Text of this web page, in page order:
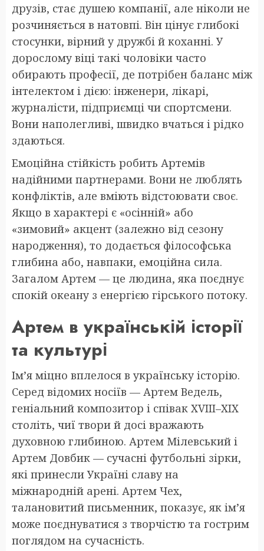
друзів, стає душею компанії, але ніколи не
розчиняється в натовпі. Він цінує глибокі
стосунки, вірний у дружбі й коханні. У
дорослому віці такі чоловіки часто
обирають професії, де потрібен баланс між
інтелектом і дією: інженери, лікарі,
журналісти, підприємці чи спортсмени.
Вони наполегливі, швидко вчаться і рідко
здаються.
Емоційна стійкість робить Артемів
надійними партнерами. Вони не люблять
конфліктів, але вміють відстоювати своє.
Якщо в характері є «осінній» або
«зимовий» акцент (залежно від сезону
народження), то додається філософська
глибина або, навпаки, емоційна сила.
Загалом Артем — це людина, яка поєднує
спокій океану з енергією гірського потоку.
Артем в українській історії
та культурі
Ім’я міцно вплелося в українську історію.
Серед відомих носіїв — Артем Ведель,
геніальний композитор і співак XVIII–XIX
століть, чиї твори й досі вражають
духовною глибиною. Артем Мілевський і
Артем Довбик — сучасні футбольні зірки,
які принесли Україні славу на
міжнародній арені. Артем Чех,
талановитий письменник, показує, як ім’я
може поєднуватися з творчістю та гострим
поглядом на сучасність.